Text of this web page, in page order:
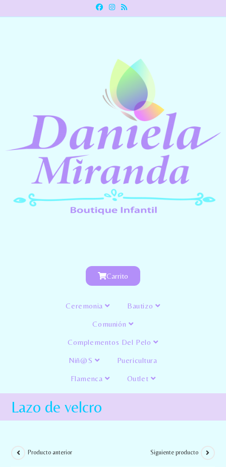
Carrito
Ceremonia Bautizo
Comunión
Complementos Del Pelo
Niñ@s Puericultura
Flamenca Outlet
Lazo de velcro
Producto anterior Siguiente producto